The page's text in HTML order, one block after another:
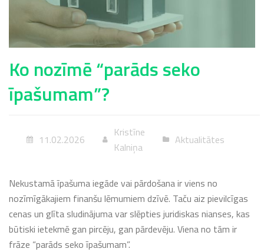
Ko nozīmē “parāds seko
īpašumam”?
11.02.2026
Kristīne
Kalniņa
Aktualitātes
Nekustamā īpašuma iegāde vai pārdošana ir viens no
nozīmīgākajiem finanšu lēmumiem dzīvē. Taču aiz pievilcīgas
cenas un glīta sludinājuma var slēpties juridiskas nianses, kas
būtiski ietekmē gan pircēju, gan pārdevēju. Viena no tām ir
frāze “parāds seko īpašumam”.